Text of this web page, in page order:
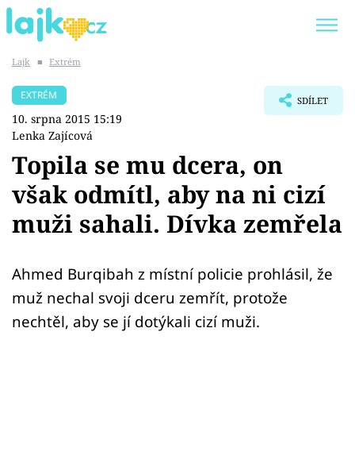
SHOPAHOLICADEL
Témata
Showbyznys
Youtubeři
Virály
Lajk ■ Extrém
EXTRÉM
10. srpna 2015 15:19
Lenka Zajícová
SDÍLET
Topila se mu dcera, on
však odmítl, aby na ni cizí
muži sahali. Dívka zemřela
Ahmed Burqibah z místní policie prohlásil, že
muž nechal svoji dceru zemřít, protože
nechtěl, aby se jí dotýkali cizí muži.